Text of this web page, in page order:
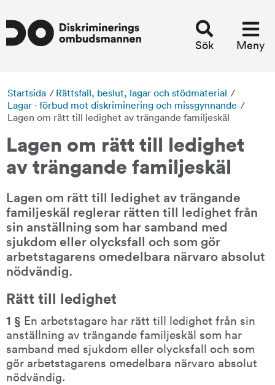
Sök Meny
Startsida / Rättsfall, beslut, lagar och stödmaterial /
Lagar - förbud mot diskriminering och missgynnande /
Lagen om rätt till ledighet av trängande familjeskäl
Lagen om rätt till ledighet
av trängande familjeskäl
Lagen om rätt till ledighet av trängande
familjeskäl reglerar rätten till ledighet från
sin anställning som har samband med
sjukdom eller olycksfall och som gör
arbetstagarens omedelbara närvaro absolut
nödvändig.
Rätt till ledighet
1 § En arbetstagare har rätt till ledighet från sin
anställning av trängande familjeskäl som har
samband med sjukdom eller olycksfall och som
gör arbetstagarens omedelbara närvaro absolut
nödvändig.